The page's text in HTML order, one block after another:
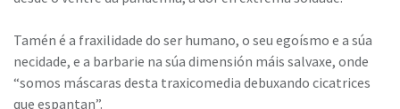
Tamén é a fraxilidade do ser humano, o seu egoísmo e a súa
necidade, e a barbarie na súa dimensión máis salvaxe, onde
“somos máscaras desta traxicomedia debuxando cicatrices
que espantan”.